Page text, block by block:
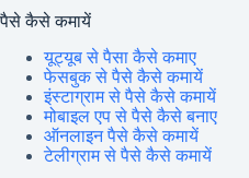
पैसे कैसे कमायें
यूट्यूब से पैसा कैसे कमाए
फेसबुक से पैसे कैसे कमायें
इंस्टाग्राम से पैसे कैसे कमायें
मोबाइल एप से पैसे कैसे बनाए
ऑनलाइन पैसे कैसे कमायें
टेलीग्राम से पैसे कैसे कमायें